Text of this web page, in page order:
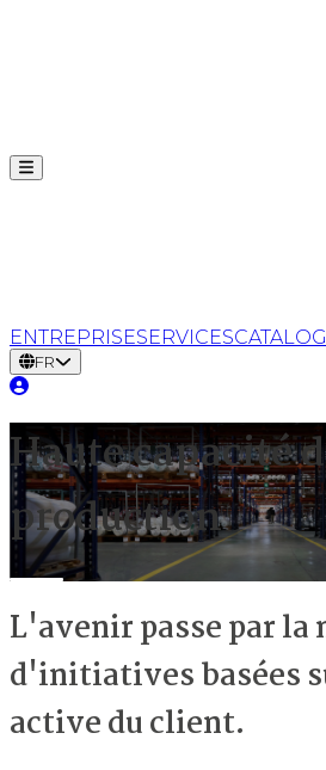
Ouvrir le menu
ENTREPRISESERVICES
FR
Haute capacité
production
L'avenir passe par la
d'initiatives basées
active du client.